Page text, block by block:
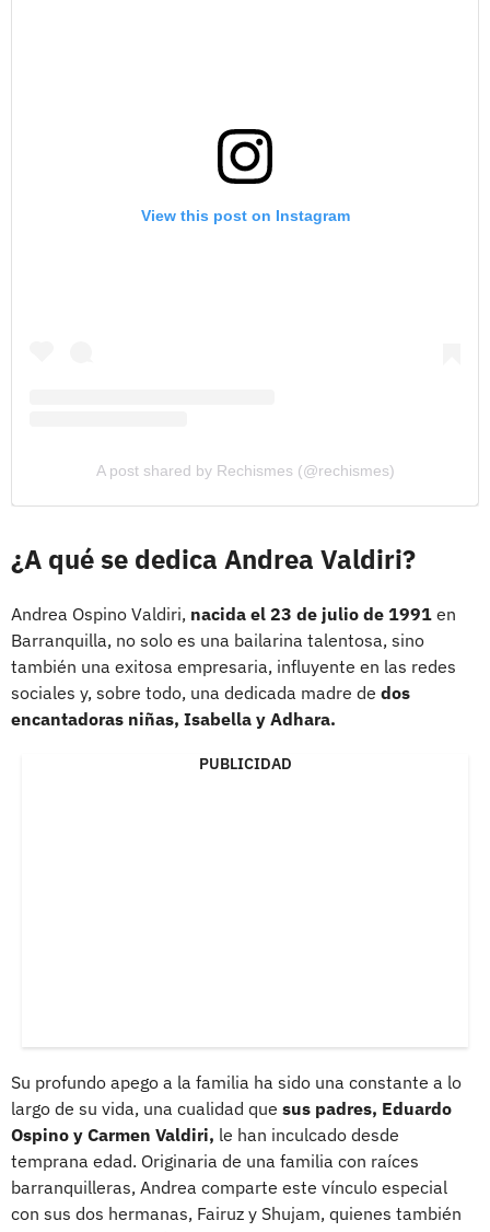
View this post on Instagram
A post shared by Rechismes (@rechismes)
¿A qué se dedica Andrea Valdiri?
Andrea Ospino Valdiri, nacida el 23 de julio de 1991 en
Barranquilla, no solo es una bailarina talentosa, sino
también una exitosa empresaria, influyente en las redes
sociales y, sobre todo, una dedicada madre de dos
encantadoras niñas, Isabella y Adhara.
PUBLICIDAD
Su profundo apego a la familia ha sido una constante a lo
largo de su vida, una cualidad que sus padres, Eduardo
Ospino y Carmen Valdiri, le han inculcado desde
temprana edad. Originaria de una familia con raíces
barranquilleras, Andrea comparte este vínculo especial
con sus dos hermanas, Fairuz y Shujam, quienes también